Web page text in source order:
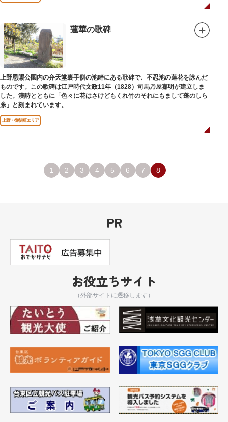
蓮華の歌碑
上野恩賜公園内の弁天堂裏手側の池畔にある歌碑で、不忍池の蓮花を詠んだ
ものです。この歌碑は江戸時代文政11年（1828）司馬乃屋嘉明が建立しま
した。漢詩とともに「色々に花はさけどもくれ竹のそれにもまして蓬のしら
糸」と刻まれています。
上野・御徒町エリア
1 2 3 4 5 6 7 8
PR
お役立ちサイト
（外部サイトに遷移します）